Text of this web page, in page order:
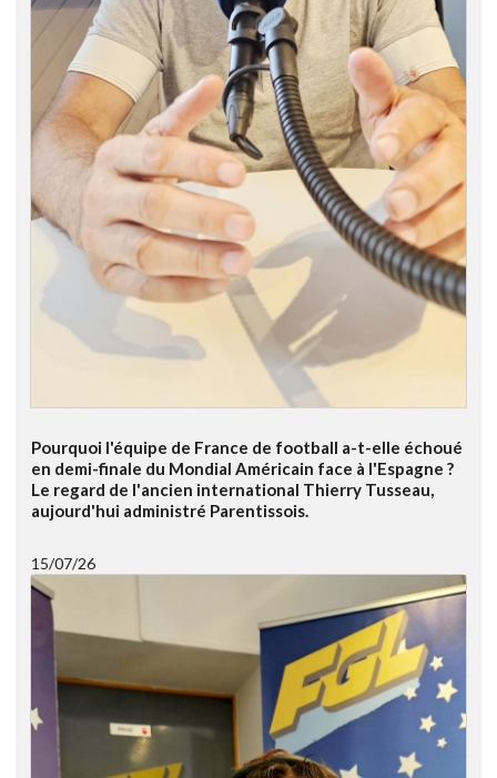
Pourquoi l'équipe de France de football a-t-elle échoué
en demi-finale du Mondial Américain face à l'Espagne ?
Le regard de l'ancien international Thierry Tusseau,
aujourd'hui administré Parentissois.
15/07/26